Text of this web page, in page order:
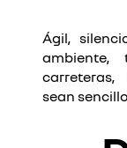
Ágil,
sean